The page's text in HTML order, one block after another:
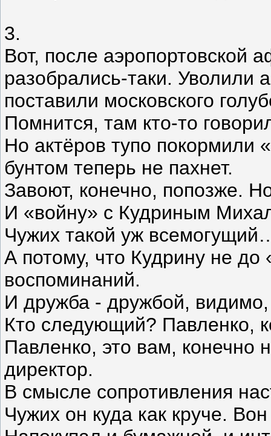
3.
Вот, после аэропортовской
разобрались-таки. Уволили
поставили московского
Помнится, там кто-то
Но актёров тупо покормили
бунтом теперь не пахнет.
Завоют, конечно, попозже.
И «войну» с Кудриным
Чужих такой уж
А потому, что Кудрину не до
воспоминаний.
И дружба - дружбой,
Кто следующий? Павленко,
Павленко, это вам, конечно
директор.
В смысле сопротивления
Чужих он куда как круче.